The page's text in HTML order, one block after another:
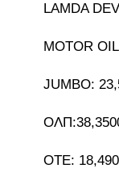
LAMDA
MOTOR
JUMBO:
ΟΤΕ: